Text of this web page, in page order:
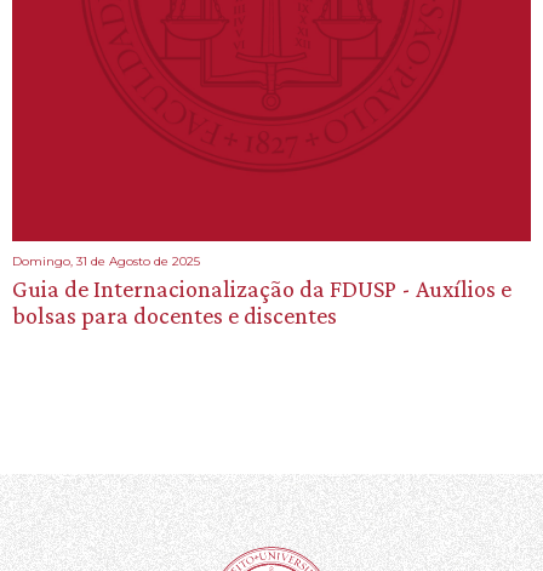
Domingo, 31 de Agosto de 2025
Guia de Internacionalização da FDUSP - Auxílios e
bolsas para docentes e discentes